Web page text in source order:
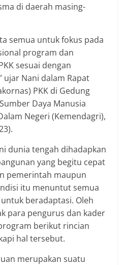
di daerah masing-
semua untuk fokus pada
program dan
sesuai dengan
ujar Nani dalam Rapat
PKK di Gedung
Daya Manusia
Negeri (Kemendagri),
dunia tengah dihadapkan
yang begitu cepat
pemerintah maupun
itu menuntut semua
beradaptasi. Oleh
para pengurus dan kader
berikut rincian
hal tersebut.
merupakan suatu